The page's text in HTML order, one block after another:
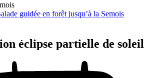
guidée en forêt jusqu’à la Semois
éclipse partielle de soleil